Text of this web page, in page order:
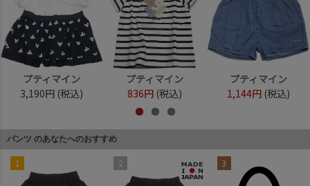
プティマイン
3,190円 (税込)
プティマイン
836円 (税込)
プティマイン
1,144円 (税込)
パンツ のあなたへのおすすめ
1 2 3